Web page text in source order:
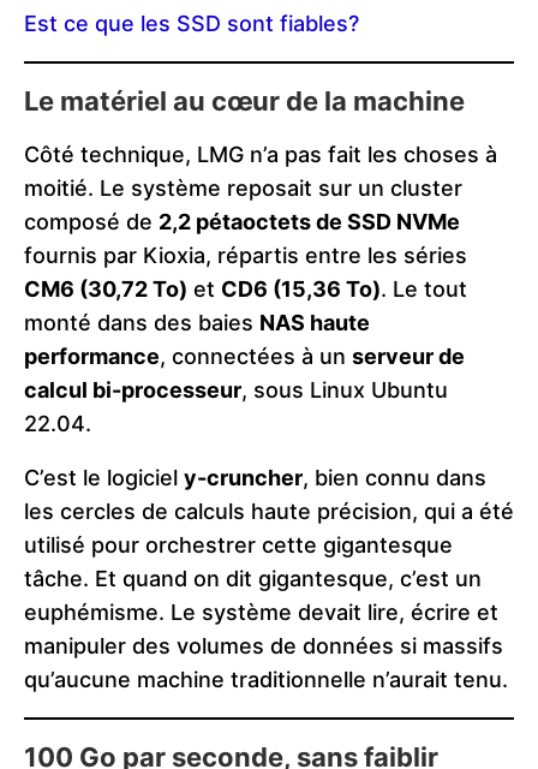
Est ce que les SSD sont fiables?
Le matériel au cœur de la machine
Côté technique, LMG n’a pas fait les choses à
moitié. Le système reposait sur un cluster
composé de 2,2 pétaoctets de SSD NVMe
fournis par Kioxia, répartis entre les séries
CM6 (30,72 To) et CD6 (15,36 To). Le tout
monté dans des baies NAS haute
performance, connectées à un serveur de
calcul bi-processeur, sous Linux Ubuntu
22.04.
C’est le logiciel y-cruncher, bien connu dans
les cercles de calculs haute précision, qui a été
utilisé pour orchestrer cette gigantesque
tâche. Et quand on dit gigantesque, c’est un
euphémisme. Le système devait lire, écrire et
manipuler des volumes de données si massifs
qu’aucune machine traditionnelle n’aurait tenu.
100 Go par seconde, sans faiblir